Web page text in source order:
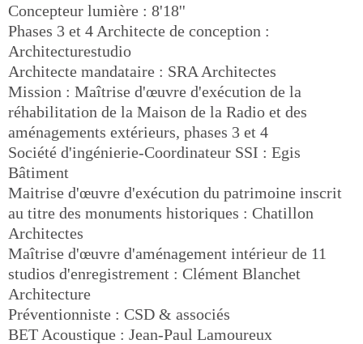
Concepteur lumière : 8'18''
Phases 3 et 4 Architecte de conception :
Architecturestudio
Architecte mandataire : SRA Architectes
Mission : Maîtrise d'œuvre d'exécution de la
réhabilitation de la Maison de la Radio et des
aménagements extérieurs, phases 3 et 4
Société d'ingénierie-Coordinateur SSI : Egis
Bâtiment
Maitrise d'œuvre d'exécution du patrimoine inscrit
au titre des monuments historiques : Chatillon
Architectes
Maîtrise d'œuvre d'aménagement intérieur de 11
studios d'enregistrement : Clément Blanchet
Architecture
Préventionniste : CSD & associés
BET Acoustique : Jean-Paul Lamoureux